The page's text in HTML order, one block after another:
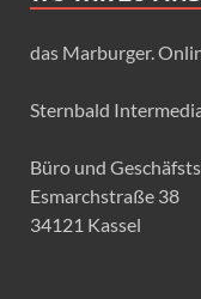
das Marburger.
Sternbald
Büro und
Esmarchstraße 38
34121 Kassel